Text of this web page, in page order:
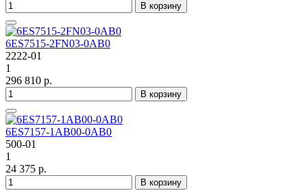
В корзину
6ES7515-2FN03-0AB0
2222-01
1
296 810 р.
В корзину
6ES7157-1AB00-0AB0
500-01
1
24 375 р.
В корзину